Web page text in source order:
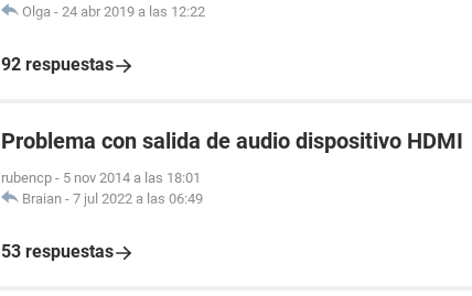
Olga - 24 abr 2019 a las 12:22
92 respuestas
Problema con salida de audio dispositivo HDMI
rubencp - 5 nov 2014 a las 18:01
Braian - 7 jul 2022 a las 06:49
53 respuestas